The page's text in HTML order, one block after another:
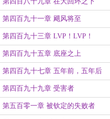
第四百九十一章 飓风将至
第四百九十三章 LVP！LVP！
第四百九十五章 底座之上
第四百九十七章 五年前，五年后
第四百九十九章 受害者
第五百零一章 被钦定的失败者